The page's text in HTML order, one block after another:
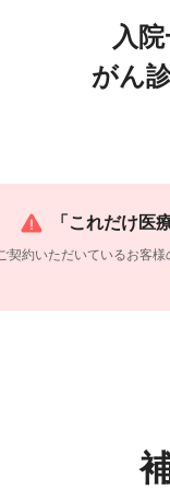
入
がん
「これだけ医
契約いただいているお客